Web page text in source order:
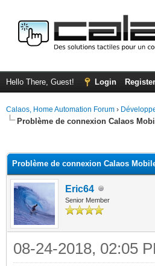
Hello There, Guest! Login Register
Calaos, Home Automation Forum ›
Problème de connexion Calaos
Problème de connexion Calaos
Eric64
Senior Member
08-24-2018, 02:05